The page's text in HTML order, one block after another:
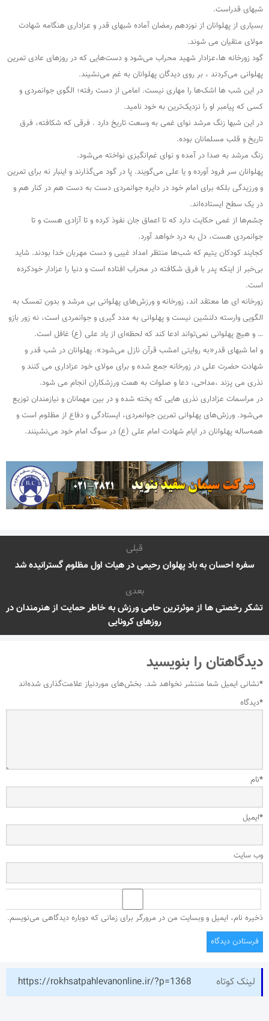
شبهای قدراست.
بسیاری از پهلوانان از نوزدهم رمضان آماده شبهای قدر و عزاداری هنگامه شهادت
مولای متقیان می‌ شوند.
گود زورخانه ها،عزادار شهید محراب می‌شود و دست‌هایی که در روزهای عادی تمرین
پهلوانی می‌کردند ، بر روی دیدگان پهلوانان به غم می‌نشیند.
در این شب ها اشک‌ها را مهاری نیست. امامی از دست رفته؛ الگوی جوانمردی و
کسی که پیامبر او را نزدیک‌ترین به خود نامید.
در این شبها زنگ مرشد نوای غمی به وسعت تاریخ دارد . فرقی که شکافته، فرق
تاریخ و قلب مسلمانان بوده.
زنگ مرشد به صدا در آمده و نوای غم‌انگیزی نواخته می‌شود.
پهلوانان سر فرود آورده و یا علی می‌گویند. پا در گود می‌گذارند و اینبار نه برای تمرین
و ورزیدگی بلکه برای امام خود در دایره جوانمردی دست به دست هم در کنار هم و
در یک سطح ایستاده‌اند.
چشم‌ها از غمی حکایت دارد که تا اعماق جان نفوذ کرده و تا آزادی هست و تا
جوانمردی هست، دل به درد خواهد آورد.
کجایند کودکان یتیم که شب‌ها منتظر امداد غیبی و دست مهربان خدا بودند. شاید
بی‌خبر از اینکه پدر با فرق شکافته در محراب افتاده است و دنیا را عزادار خودکرده
است.
زورخانه ای ها معتقد اند، زورخانه و ورزش‌های پهلوانی بی مرشد و بدون تمسک به
الگویی وارسته دلنشین نیست و پهلوانی به مدد گیری و جوانمردی است، نه زور بازو
… و هیچ پهلوانی نمی‌تواند ادعا کند که لحظه‌ای از یاد علی (ع) غافل است.
و اما شبهای قدر«به روایتی امشب قرآن نازل می‌شود». پهلوانان در شب قدر و
شهادت حضرت علی در زورخانه جمع شده و برای مولای خود عزاداری می کنند و
نذری می پزند ،مداحی، دعا و صلوات به همت ورزشکاران انجام می شود.
در مراسمات عزاداری نذری هایی که پخته شده و در بین مهمانان و نیازمندان توزیع
می‌شود. ورزش‌های پهلوانی تمرین جوانمردی، ایستادگی و دفاع از مظلوم است و
همه‌ساله پهلوانان در ایام شهادت امام علی (ع) در سوگ امام خود می‌نشینند.
قبلی
سفره احسان به باد پهلوان رحیمی در هیات اول مظلوم گسترانیده شد
بعدی
تشکر رخصتی ها از موثرترین حامی ورزش به خاطر حمایت از هنرمندان در
روزهای کرونایی
دیدگاهتان را بنویسید
نشانی ایمیل شما منتشر نخواهد شد. بخش‌های موردنیاز علامت‌گذاری شده‌اند
*
دیدگاه*
نام*
ایمیل*
وب‌ سایت
ذخیره نام، ایمیل و وبسایت من در مرورگر برای زمانی که دوباره دیدگاهی می‌نویسم.
لینک کوتاه https://rokhsatpahlevanonline.ir/?p=1368